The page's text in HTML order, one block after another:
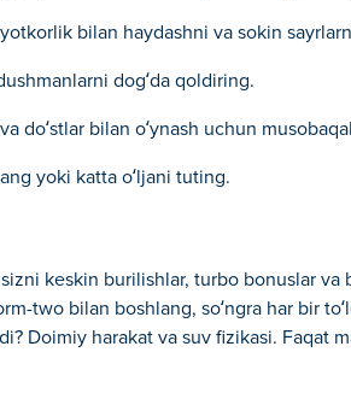
bilan haydashni va sokin
dog‘da qoldiring.
do‘stlar bilan o‘ynash uchun
yoki katta o‘ljani tuting.
keskin burilishlar, turbo bonuslar
two bilan boshlang, so‘ngra har bir
Doimiy harakat va suv fizikasi. Faqat